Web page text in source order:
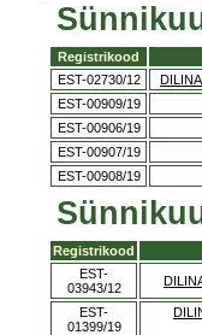
Registrikood
EST-02730/12
EST-00909/19
EST-00906/19
EST-00907/19
EST-00908/19
Registrikood
EST-
03943/12
EST-
01399/19